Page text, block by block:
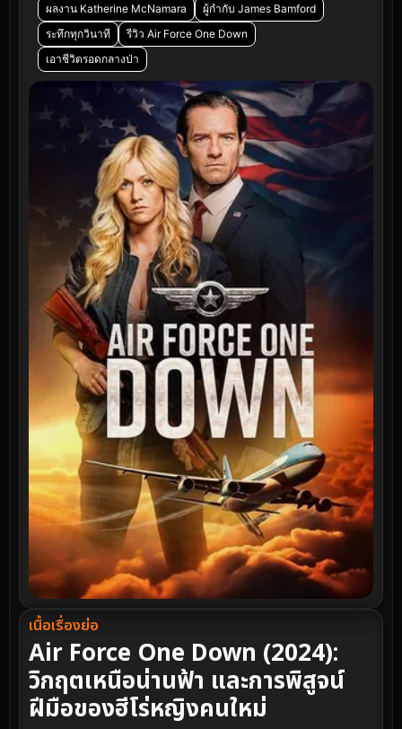
ผลงาน Katherine McNamara
ผู้กำกับ James Bamford
ระทึกทุกวินาที
รีวิว Air Force One Down
เอาชีวิตรอดกลางป่า
เนื้อเรื่องย่อ
Air Force One Down (2024):
วิกฤตเหนือน่านฟ้า และการพิสูจน์
ฝีมือของฮีโร่หญิงคนใหม่